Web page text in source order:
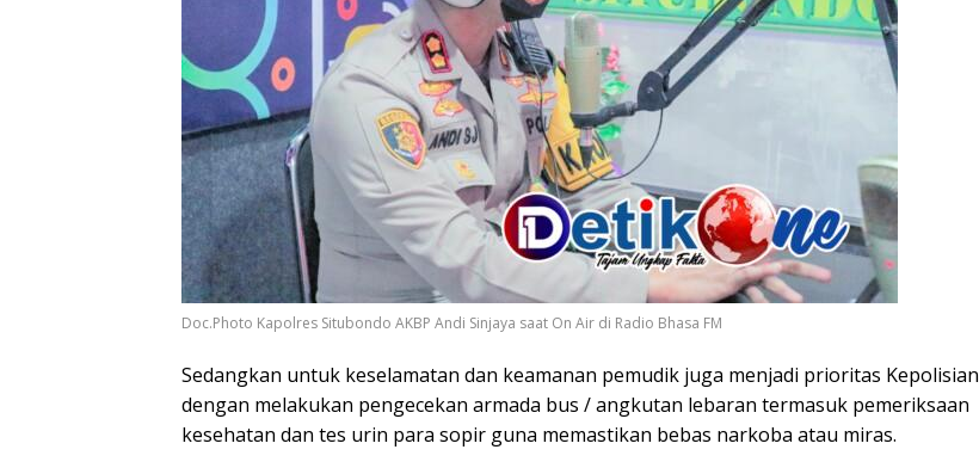
Doc.Photo Kapolres Situbondo AKBP Andi Sinjaya saat On Air di Radio Bhasa FM
Sedangkan untuk keselamatan dan keamanan pemudik juga menjadi prioritas Kepolisian
dengan melakukan pengecekan armada bus / angkutan lebaran termasuk pemeriksaan
kesehatan dan tes urin para sopir guna memastikan bebas narkoba atau miras.